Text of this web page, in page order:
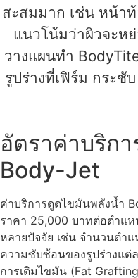
สะสมมาก เช่น หน้า
แนวโน้มว่าผิวจะห
วางแผนทำ
รูปร่างที่เฟิร์ม กระชั
อัตราค่าบริก
Body-Jet
ค่าบริการดูดไขมันพลังน้ำ
ราคา 25,000 บาทต่อตำแห
หลายปัจจัย เช่น จำนวนตำ
ความซับซ้อนของรูปร่างแต่
การเติมไขมัน (Fat